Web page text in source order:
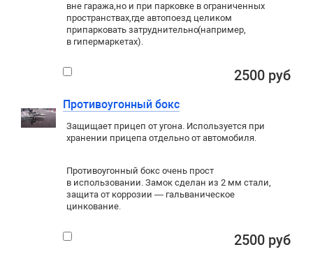
вне гаража,но и при парковке в ограниченных
пространствах,где автопоезд целиком
припарковать затруднительно(например,
в гипермаркетах).
2500 руб
Противоугонный бокс
Защищает прицеп от угона. Используется при
хранении прицепа отдельно от автомобиля.
Противоугонный бокс очень прост
в использовании. Замок сделан из 2 мм стали,
защита от коррозии — гальваническое
цинкование.
2500 руб